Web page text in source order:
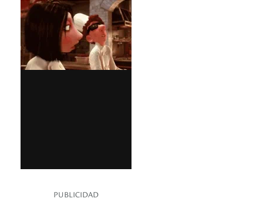
PUBLICIDAD